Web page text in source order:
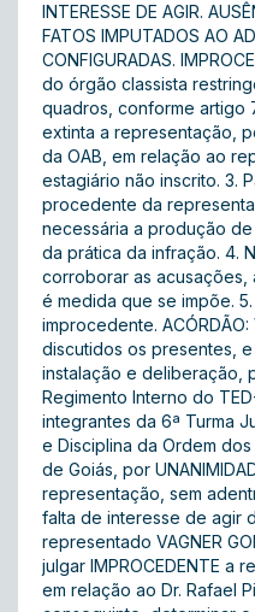
INTERESSE DE AGIR.
FATOS IMPUTADOS AO
CONFIGURADAS.
do órgão classista
quadros, conforme artigo
extinta a representação,
da OAB, em relação ao
estagiário não inscrito. 3.
procedente da
necessária a produção
da prática da infração. 4.
corroborar as
é medida que se impõe.
improcedente.
discutidos os presentes,
instalação e deliberação,
Regimento Interno do
integrantes da 6ª Turma
e Disciplina da Ordem
de Goiás, por
representação, sem
falta de interesse de agir
representado VAGNER
julgar IMPROCEDENTE a
em relação ao Dr. Rafael